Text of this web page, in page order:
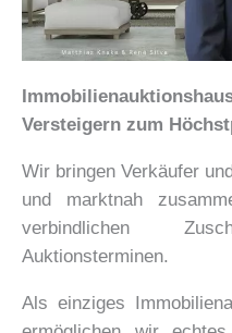
Versteigern zum
Wir bringen Verkäufer
und marktnah
verbindlichen
Auktionsterminen.
Als einziges